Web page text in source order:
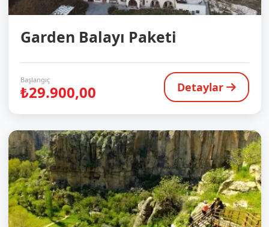
Garden Balayı Paketi
Başlangıç
₺29.900,00 Detaylar